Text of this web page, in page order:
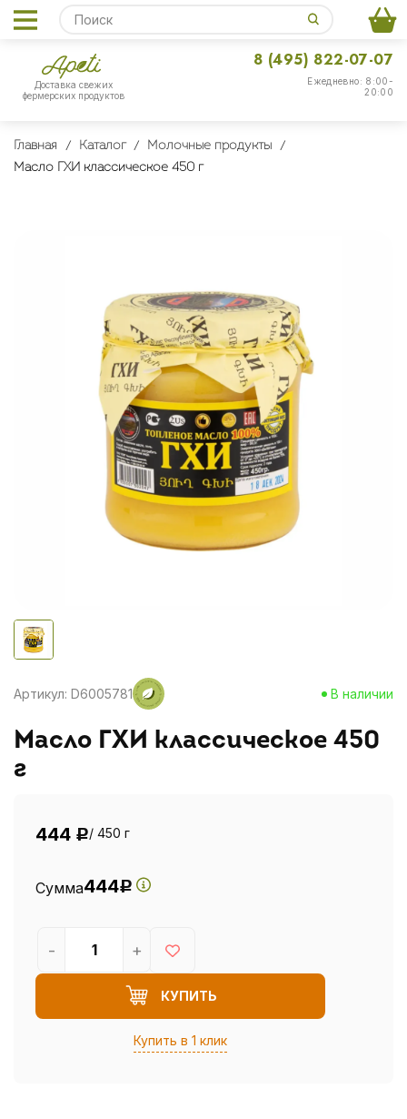
Доставка свежих
фермерских продуктов
Ежедневно: 8:00-
20:00
8 (495) 822-07-07
Главная Каталог
Молочные продукты
Масло ГХИ классическое 450 г
Артикул: D6005781 В наличии
Масло ГХИ классическое 450
г
444 Р/ 450 г
Сумма444Р
КУПИТЬ
Купить в 1 клик
- +